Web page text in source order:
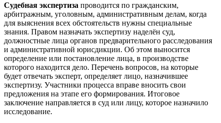
Судебная экспертиза проводится по гражданским,
арбитражным, уголовным, административным делам, когда
для выяснения всех обстоятельств нужны специальные
знания. Правом назначать экспертизу наделён суд,
должностные лица органов предварительного расследования
и административной юрисдикции. Об этом выносится
определение или постановление лица, в производстве
которого находится дело. Перечень вопросов, на которые
будет отвечать эксперт, определяет лицо, назначившее
экспертизу. Участники процесса вправе вносить свои
предложения на этапе его формирования. Итоговое
заключение направляется в суд или лицу, которое назначило
исследование.